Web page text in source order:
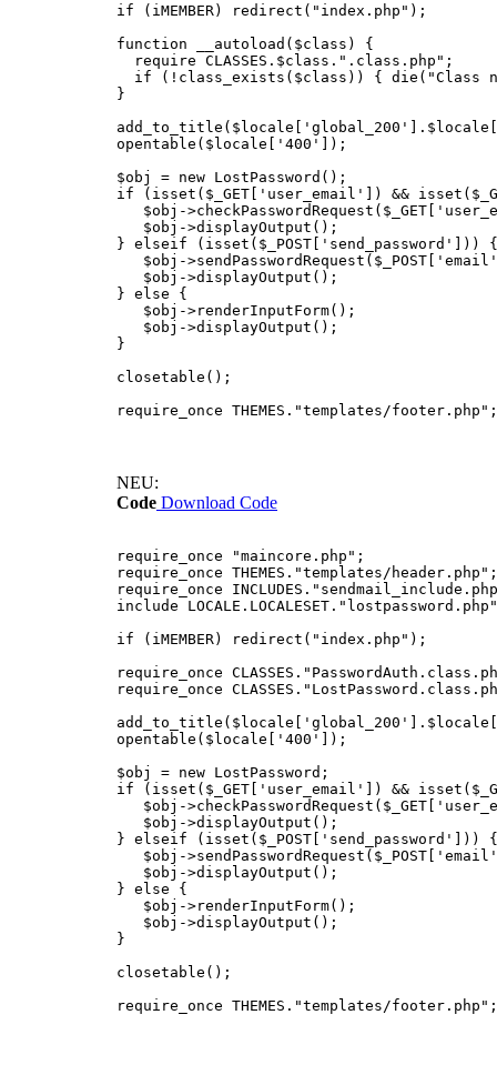
if (iMEMBER) redirect("index.php");
function __autoload($class) {
require CLASSES.$class.".class.php";
if (!class_exists($class)) { die("Class
}
opentable($locale['400']);
$obj = new LostPassword();
if (isset($_GET['user_email']) &&
$obj-
$obj->displayOutput();
} elseif (isset($_POST['send_password'])) {
$obj-
$obj->displayOutput();
} else {
$obj->renderInputForm();
$obj->displayOutput();
}
closetable();
require_once THEMES."templates/footer.php";
NEU:
Code Download Code
require_once "maincore.php";
require_once THEMES."templates/header.php";
require_once
include
if (iMEMBER) redirect("index.php");
require_once
require_once
opentable($locale['400']);
$obj = new LostPassword;
if (isset($_GET['user_email']) &&
$obj-
$obj->displayOutput();
} elseif (isset($_POST['send_password'])) {
$obj-
$obj->displayOutput();
} else {
$obj->renderInputForm();
$obj->displayOutput();
}
closetable();
require_once THEMES."templates/footer.php";